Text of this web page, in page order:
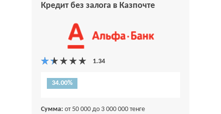
Кредит без залога в Казпочте
34.00%
Сумма: от 50 000 до 3 000 000 тенге